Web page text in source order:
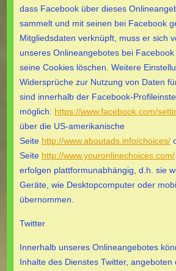
dass Facebook über dieses
sammelt und mit seinen bei Facebook
Mitgliedsdaten verknüpft, muss er sich
unseres Onlineangebotes bei
seine Cookies löschen. Weitere
Widersprüche zur Nutzung von Daten
sind innerhalb der Facebook-
möglich: https://www.facebook.com/
über die US-amerikanische
Seite http://www.aboutads.info/choices/
Seite http://www.youronlinechoices.com/
erfolgen plattformunabhängig, d.h. sie
Geräte, wie Desktopcomputer oder
übernommen.
Twitter
Innerhalb unseres Onlineangebotes
Inhalte des Dienstes Twitter, angeboten